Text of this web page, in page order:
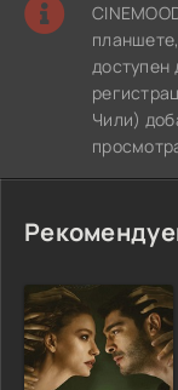
доступен
Чили)